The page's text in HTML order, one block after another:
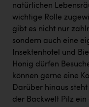
natürlichen
wichtige Rolle
gibt es nicht nur
sondern auch eine
Insektenhotel und
Honig dürfen
können gerne eine
Darüber hinaus
der Backwelt Pilz